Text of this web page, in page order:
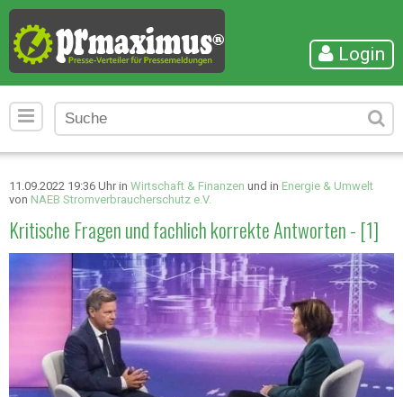
Login
11.09.2022 19:36 Uhr in Wirtschaft & Finanzen und in Energie & Umwelt
von NAEB Stromverbraucherschutz e.V.
Kritische Fragen und fachlich korrekte Antworten - [1]